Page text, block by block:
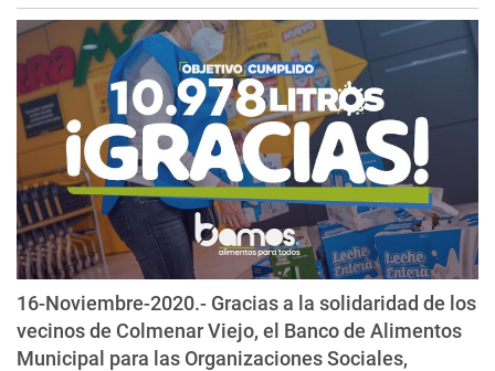
16-Noviembre-2020.- Gracias a la solidaridad de los
vecinos de Colmenar Viejo, el Banco de Alimentos
Municipal para las Organizaciones Sociales,